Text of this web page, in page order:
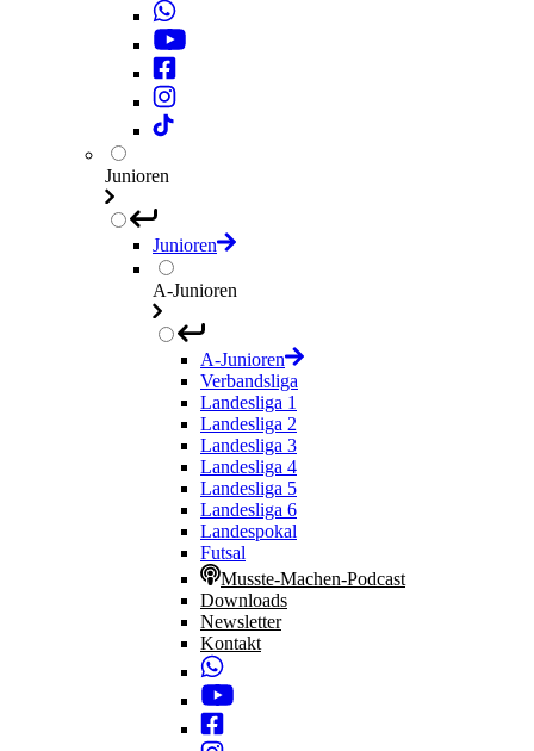
Junioren
Junioren
A-Junioren
A-Junioren
Verbandsliga
Landesliga 1
Landesliga 2
Landesliga 3
Landesliga 4
Landesliga 5
Landesliga 6
Landespokal
Futsal
Musste-Machen-Podcast
Downloads
Newsletter
Kontakt